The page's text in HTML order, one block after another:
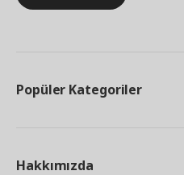
Popüler Kategoriler
Hakkımızda